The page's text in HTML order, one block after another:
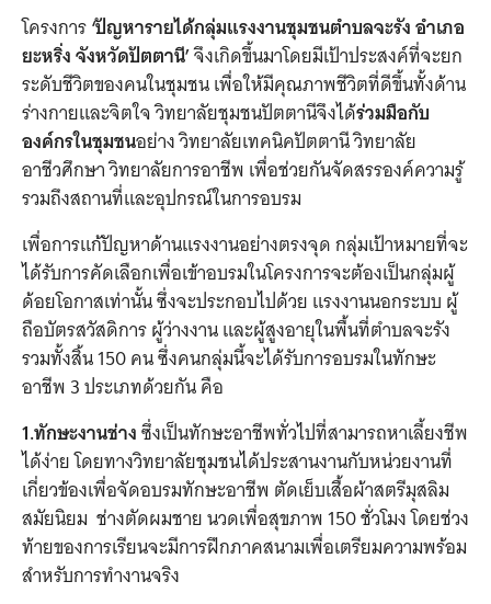
โครงการ‘ปัญหารายได้กลุ่มแรงงานชุมชนตำบลจะรัง อำเภอ
ยะหริ่ง จังหวัดปัตตานี’จึงเกิดขึ้นมาโดยมีเป้าประสงค์ที่จะยก
ระดับชีวิตของคนในชุมชน เพื่อให้มีคุณภาพชีวิตที่ดีขึ้นทั้งด้าน
ร่างกายและจิตใจ วิทยาลัยชุมชนปัตตานีจึงได้ร่วมมือกับ
องค์กรในชุมชนอย่าง วิทยาลัยเทคนิคปัตตานี วิทยาลัย
อาชีวศึกษา วิทยาลัยการอาชีพ เพื่อช่วยกันจัดสรรองค์ความรู้
รวมถึงสถานที่และอุปกรณ์ในการอบรม
เพื่อการแก้ปัญหาด้านแรงงานอย่างตรงจุด กลุ่มเป้าหมายที่จะ
ได้รับการคัดเลือกเพื่อเข้าอบรมในโครงการจะต้องเป็นกลุ่มผู้
ด้อยโอกาสเท่านั้น ซึ่งจะประกอบไปด้วย แรงงานนอกระบบ ผู้
ถือบัตรสวัสดิการ ผู้ว่างงาน และผู้สูงอายุในพื้นที่ตำบลจะรัง
รวมทั้งสิ้น 150 คน ซึ่งคนกลุ่มนี้จะได้รับการอบรมในทักษะ
อาชีพ 3 ประเภทด้วยกัน คือ
1.ทักษะงานช่างซึ่งเป็นทักษะอาชีพทั่วไปที่สามารถหาเลี้ยงชีพ
ได้ง่าย โดยทางวิทยาลัยชุมชนได้ประสานงานกับหน่วยงานที่
เกี่ยวข้องเพื่อจัดอบรมทักษะอาชีพ ตัดเย็บเสื้อผ้าสตรีมุสลิม
สมัยนิยม ช่างตัดผมชาย นวดเพื่อสุขภาพ 150 ชั่วโมง โดยช่วง
ท้ายของการเรียนจะมีการฝึกภาคสนามเพื่อเตรียมความพร้อม
สำหรับการทำงานจริง